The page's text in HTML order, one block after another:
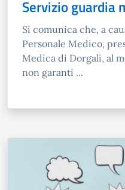
Servizio guardia
Si comunica che, a
Personale Medico,
Medica di Dorgali, al
non garanti ...